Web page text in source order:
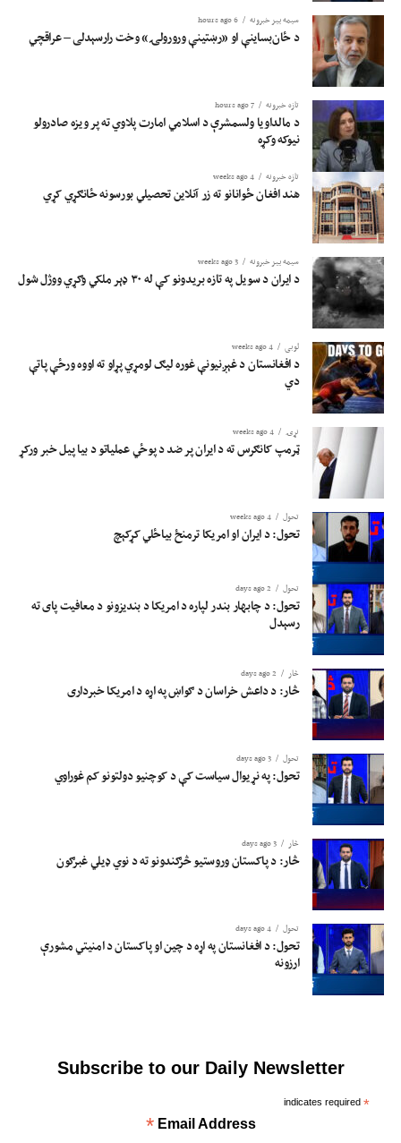
سیمه ییز خبرونه 6 hours ago
د ځان‌بساینې او «رښتینې ورورولۍ» وخت رارسېدلی – عراقچي
تازه خبرونه 7 hours ago
د مالداویا ولسمشرې د اسلامي امارت پلاوي ته پر ویزه صادرولو
نیوکه وکړه
تازه خبرونه 4 weeks ago
هند افغان ځوانانو ته زر آنلاین تحصیلي بورسونه ځانګړي کړي
سیمه ییز خبرونه 3 weeks ago
د ایران د سویل په تازه بریدونو کې له ۳۰ ډېر ملکي وګړي ووژل شول
لوبی 4 weeks ago
د افغانستان د غېږنیونې غوره لیګ لومړي پړاو ته اووه ورځې پاتې
دي
نړۍ 4 weeks ago
ټرمپ کانګرس ته د ایران پر ضد د پوځي عملیاتو د بیا پیل خبر ورکړ
تحول 4 weeks ago
تحول: د ایران او امریکا ترمنځ بیاځلي کړکېچ
تحول 2 days ago
تحول: د چابهار بندر لپاره د امریکا د بندیزونو د معافیت پای ته
رسېدل
څار 2 days ago
څار: د داعش خراسان د ګواښ په اړه د امریکا خبرداری
تحول 3 days ago
تحول: په نړیوال سیاست کې د کوچنیو دولتونو کم غوراوي
څار 3 days ago
څار: د پاکستان وروستیو څرګندونو ته د نوي ډیلي غبرګون
تحول 4 days ago
تحول: د افغانستان په اړه د چین او پاکستان د امنیتي مشورې
ارزونه
Subscribe to our Daily Newsletter
*
indicates required
Email Address
*